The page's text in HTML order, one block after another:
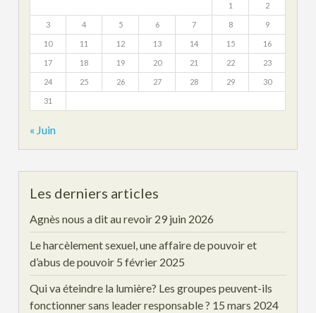
1 2
3 4 5 6 7 8 9
10 11 12 13 14 15 16
17 18 19 20 21 22 23
24 25 26 27 28 29 30
31
« Juin
Les derniers articles
Agnès nous a dit au revoir 29 juin 2026
Le harcèlement sexuel, une affaire de pouvoir et
d’abus de pouvoir 5 février 2025
Qui va éteindre la lumière? Les groupes peuvent-ils
fonctionner sans leader responsable ? 15 mars 2024